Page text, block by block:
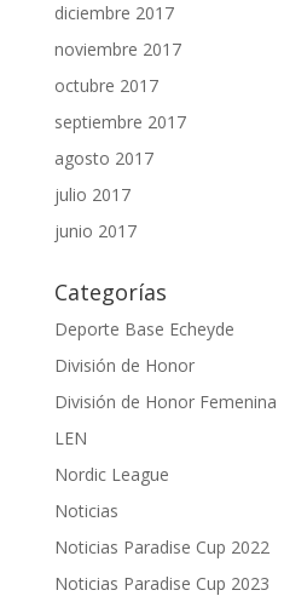
diciembre 2017
noviembre 2017
octubre 2017
septiembre 2017
agosto 2017
julio 2017
junio 2017
Categorías
Deporte Base Echeyde
División de Honor
División de Honor Femenina
LEN
Nordic League
Noticias
Noticias Paradise Cup 2022
Noticias Paradise Cup 2023